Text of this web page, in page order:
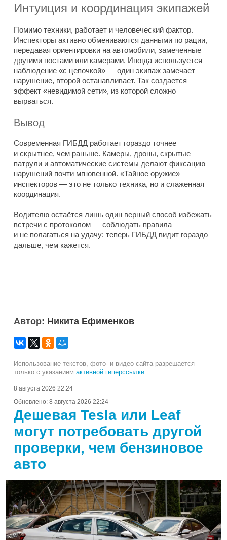
Интуиция и координация экипажей
Помимо техники, работает и человеческий фактор.
Инспекторы активно обмениваются данными по рации,
передавая ориентировки на автомобили, замеченные
другими постами или камерами. Иногда используется
наблюдение «с цепочкой» — один экипаж замечает
нарушение, второй останавливает. Так создается
эффект «невидимой сети», из которой сложно
вырваться.
Вывод
Современная ГИБДД работает гораздо точнее
и скрытнее, чем раньше. Камеры, дроны, скрытые
патрули и автоматические системы делают фиксацию
нарушений почти мгновенной. «Тайное оружие»
инспекторов — это не только техника, но и слаженная
координация.
Водителю остаётся лишь один верный способ избежать
встречи с протоколом — соблюдать правила
и не полагаться на удачу: теперь ГИБДД видит гораздо
дальше, чем кажется.
Автор: Никита Ефименков
Использование текстов, фото- и видео сайта разрешается
только с указанием активной гиперссылки
8 августа 2026 22:24
Обновлено: 8 августа 2026 22:24
Дешевая Tesla или Leaf
могут потребовать другой
проверки, чем бензиновое
авто